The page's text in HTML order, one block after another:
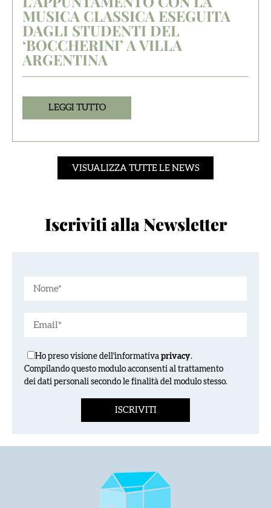
MUSICA CLASSICA ESEGUITA
DAGLI STUDENTI DEL
‘BOCCHERINI’ A VILLA
ARGENTINA
LEGGI TUTTO
VISUALIZZA TUTTE LE NEWS
Iscriviti alla Newsletter
Ho preso visione dell'informativa privacy.
Compilando questo modulo acconsenti al trattamento
dei dati personali secondo le finalità del modulo stesso.